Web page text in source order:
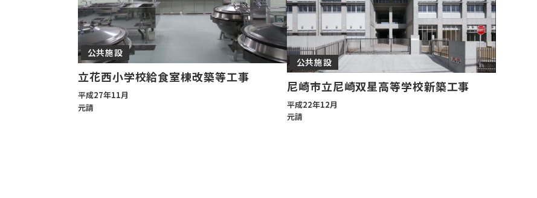
公共施設
立花西小学校給食室棟改築等工事
平成27年11月
元請
公共施設
尼崎市立尼崎双星高等学校新築工事
平成22年12月
元請